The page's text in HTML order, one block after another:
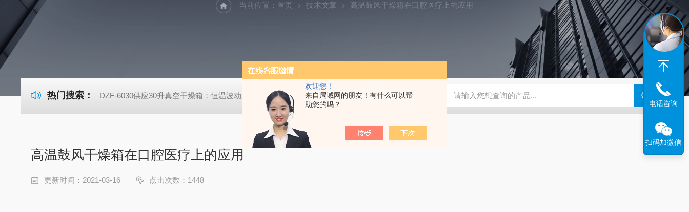
欢迎您！
来自局域网的朋友！有什么可以帮
助您的吗？
当前位置： 首页 技术文章 高温鼓风干燥箱在口腔医疗上的应用
热门搜索： DZF-6030供应30升真空干燥箱；恒温波动度:±0.5℃ DHG-9140B（140升）电热恒温鼓风干燥箱，不锈钢干燥箱，烘箱控温范围300℃ DHG-9070B（70
高温鼓风干燥箱在口腔医疗上的应用
更新时间：2021-03-16 点击次数：1448
电话咨询
扫码加微信